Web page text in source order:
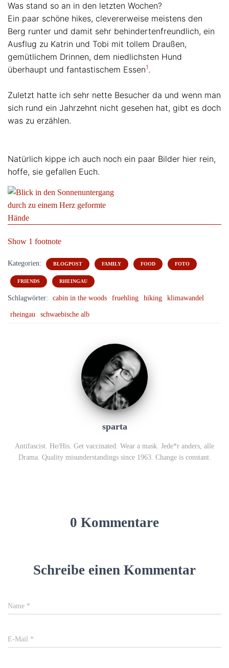
Was stand so an in den letzten Wochen?
Ein paar schöne hikes, clevererweise meistens den
Berg runter und damit sehr behindertenfreundlich, ein
Ausflug zu Katrin und Tobi mit tollem Draußen,
gemütlichem Drinnen, dem niedlichsten Hund
überhaupt und fantastischem Essen1.
Zuletzt hatte ich sehr nette Besucher da und wenn man
sich rund ein Jahrzehnt nicht gesehen hat, gibt es doch
was zu erzählen.
Natürlich kippe ich auch noch ein paar Bilder hier rein,
hoffe, sie gefallen Euch.
Show 1 footnote
Kategorien: BLOGPOST FAMILY FOOD FOTO
FRIENDS RHEINGAU
Schlagwörter: cabin in the woods fruehling hiking klimawandel
rheingau schwaebische alb
sparta
Antifascist. He/His. Get vaccinated. Wear a mask. Jede*r anders, alle
Drama. Quality misunderstandings since 1963. Change is constant.
0 Kommentare
Schreibe einen Kommentar
Name *
E-Mail *